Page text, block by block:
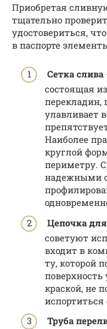
Приобретая
тщательно
удостовериться,
в паспорте
Сетка слива
состоящая
перекладин,
улавливает
Наиболее
круглой
периметру.
надежными
Цепочка
советуют
входит в
ту, которой
краской, не
Труба